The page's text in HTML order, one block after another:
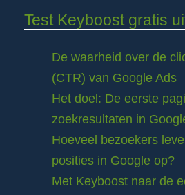
Test Keyboost gratis
De waarheid over de
(CTR) van Google Ads
Het doel: De eerste
zoekresultaten in
Hoeveel bezoekers
posities in Google op?
Met Keyboost naar de